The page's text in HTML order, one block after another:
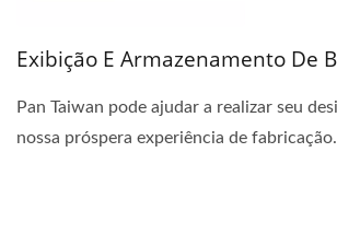
Exibição E Armazenamento De
Pan Taiwan pode ajudar a realizar seu
nossa próspera experiência de